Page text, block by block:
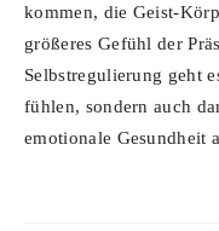
kommen, die Geist-
größeres Gefühl der
Selbstregulierung geht
fühlen, sondern auch
emotionale Gesundheit